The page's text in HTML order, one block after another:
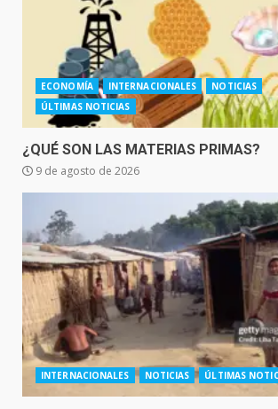
ECONOMÍA INTERNACIONALES
NOTICIAS
ÚLTIMAS NOTICIAS
¿QUÉ SON LAS MATERIAS PRIMAS?
9 de agosto de 2026
INTERNACIONALES NOTICIAS ÚLTIMAS